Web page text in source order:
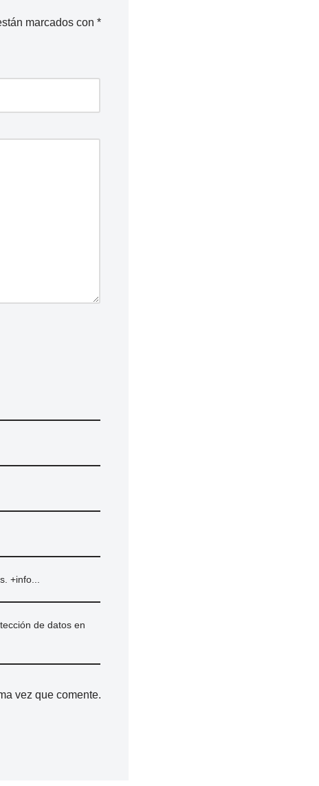
marcados con *
+info...
de datos en
vez que comente.